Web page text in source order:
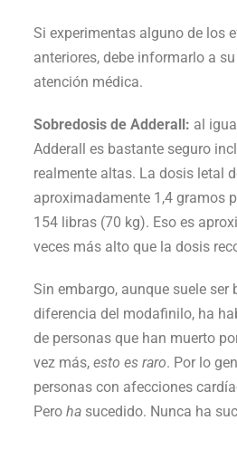
Si experimentas alguno de los
anteriores, debe informarlo a
atención médica.
Sobredosis de Adderall: al
Adderall es bastante seguro
realmente altas. La dosis letal
aproximadamente 1,4 gramos
154 libras (70 kg). Eso es
veces más alto que la dosis
Sin embargo, aunque suele ser
diferencia del modafinilo, ha
de personas que han muerto
vez más, esto es raro. Por lo
personas con afecciones
Pero ha sucedido. Nunca ha